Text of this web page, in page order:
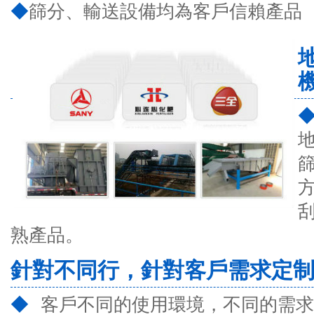
◆篩分、輸送設備均為客戶信賴產品
熟產品。
針對不同行，針對客戶需求定
◆ 客戶不同的使用環境，不同的需